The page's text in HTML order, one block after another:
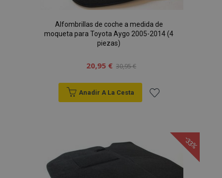
Alfombrillas de coche a medida de
moqueta para Toyota Aygo 2005-2014 (4
piezas)
20,95 € 30,95 €
Anadir A La Cesta
Lista
-33%